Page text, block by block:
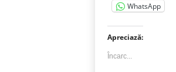
WhatsApp
Apreciază:
Încarc...